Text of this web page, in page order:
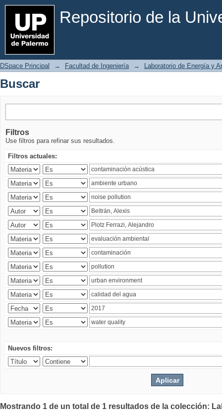
Repositorio de la
Buscar
DSpace Principal → Facultad de Ingeniería → Laboratorio de Energía y
Buscar
Filtros
Use filtros para refinar sus resultados.
Filtros actuales:
Nuevos filtros:
Mostrando 1 de un total de 1 resultados de la colección: